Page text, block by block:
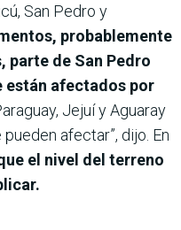
San Pedro y
probablemente
parte de San Pedro
están afectados por
Jejuí y Aguaray
afectar”, dijo. En
el nivel del terreno